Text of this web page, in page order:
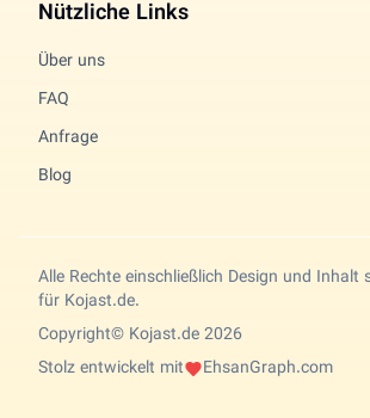
Nützliche Links
Über uns
FAQ
Anfrage
Blog
Alle Rechte einschließlich Design und Inhalt
für Kojast.de.
Copyright© Kojast.de 2026
Stolz entwickelt mit
EhsanGraph.com